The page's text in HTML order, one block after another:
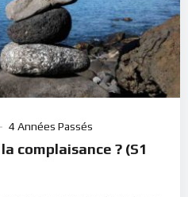
4 Années Passés
complaisance ? (S1